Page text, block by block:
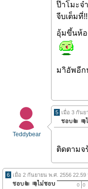
ป๊าโมะจ๋
จีบเต็มที่
อุ้มขึ้นห้อ
มาิอัพอีก
Teddybear
5 เมื่อ 3 กันย
ติดตามจ
6 เมื่อ 2 กันยายน พ.ศ. 2556 22.59
0 0